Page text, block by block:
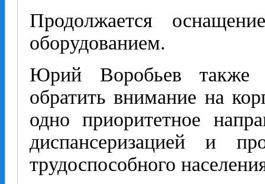
Продолжается
оборудованием.
Юрий Воробьев также
обратить внимание на
одно приоритетное
диспансеризацией и
трудоспособного